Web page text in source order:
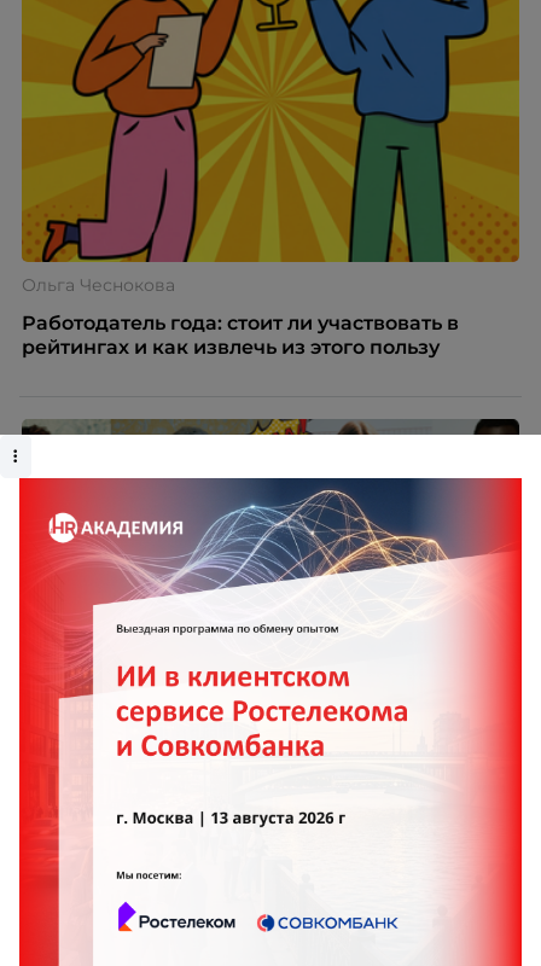
Ольга Чеснокова
Работодатель года: стоит ли участвовать в
рейтингах и как извлечь из этого пользу
эффективности преподавателей и карьерных
консультантов